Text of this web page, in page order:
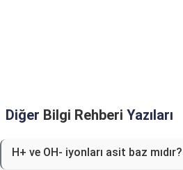
Diğer Bilgi Rehberi Yazıları
H+ ve OH- iyonları asit baz mıdır?